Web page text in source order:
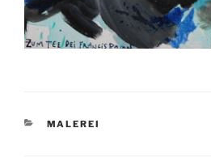
KATEGORIEN
MALEREI